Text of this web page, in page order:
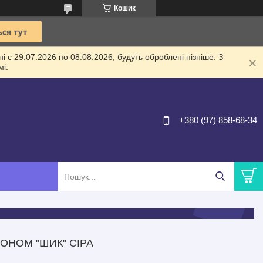
Кошик
с 29.07.2026 по 08.08.2026, будуть оброблені пізніше. З
+380 (97) 858-68-34
"ШИК" СІРА